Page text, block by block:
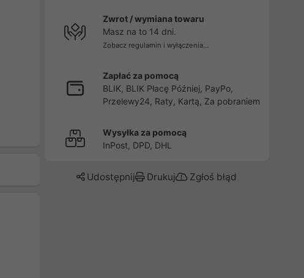
Zwrot / wymiana towaru
Masz na to 14 dni.
Zobacz regulamin i wyłączenia...
Zapłać za pomocą
BLIK, BLIK Płacę Później, PayPo,
Przelewy24, Raty, Kartą, Za pobraniem
Wysyłka za pomocą
InPost, DPD, DHL
Udostępnij Drukuj Zgłoś błąd